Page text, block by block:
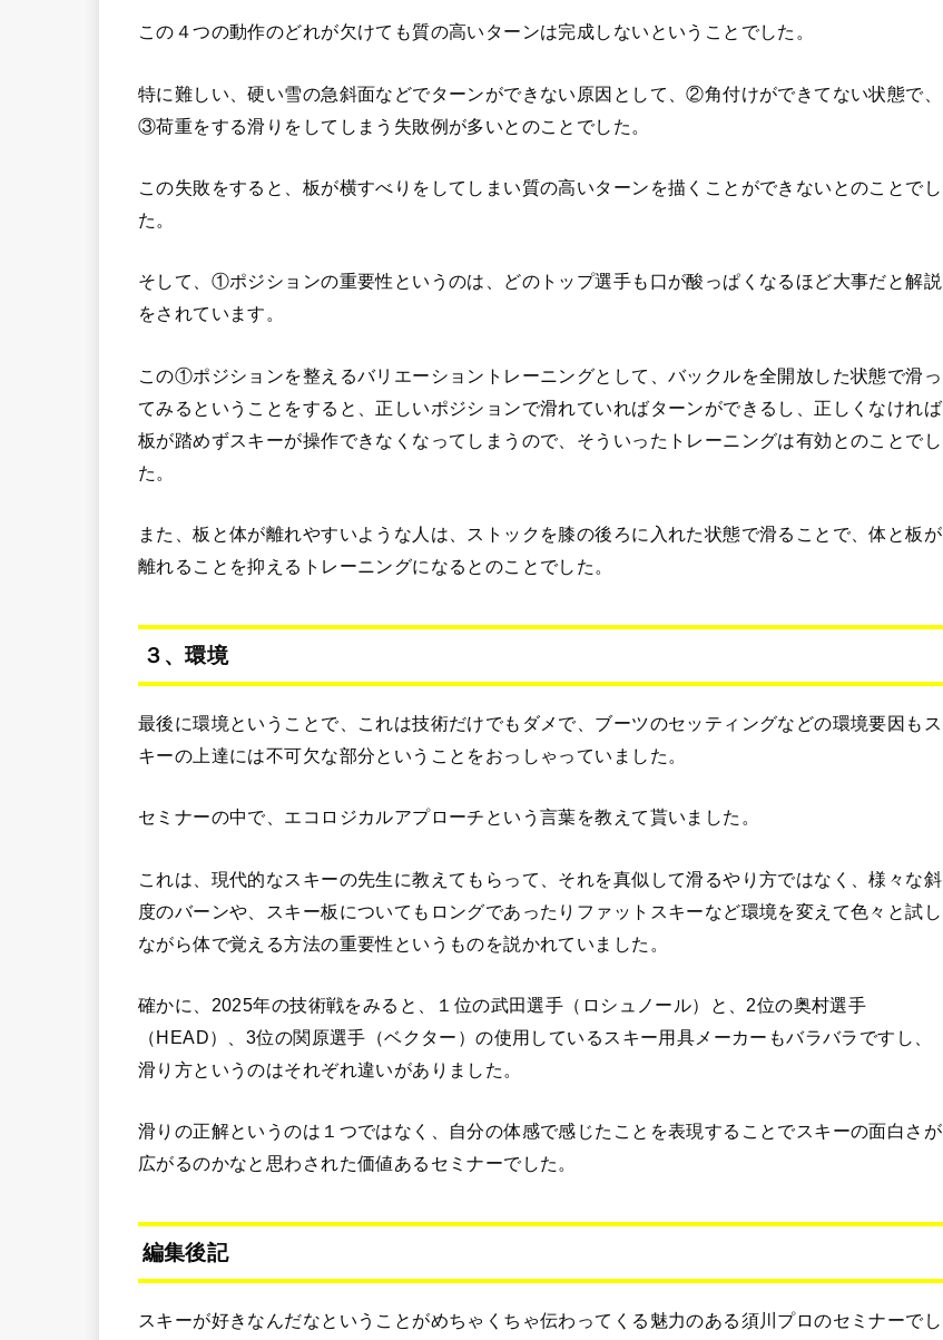
この４つの動作のどれが欠けても質の高いターンは完成しないということでした。
特に難しい、硬い雪の急斜面などでターンができない原因として、②角付けができてない状態で、
③荷重をする滑りをしてしまう失敗例が多いとのことでした。
この失敗をすると、板が横すべりをしてしまい質の高いターンを描くことができないとのことでし
た。
そして、①ポジションの重要性というのは、どのトップ選手も口が酸っぱくなるほど大事だと解説
をされています。
この①ポジションを整えるバリエーショントレーニングとして、バックルを全開放した状態で滑っ
てみるということをすると、正しいポジションで滑れていればターンができるし、正しくなければ
板が踏めずスキーが操作できなくなってしまうので、そういったトレーニングは有効とのことでし
た。
また、板と体が離れやすいような人は、ストックを膝の後ろに入れた状態で滑ることで、体と板が
離れることを抑えるトレーニングになるとのことでした。
３、環境
最後に環境ということで、これは技術だけでもダメで、ブーツのセッティングなどの環境要因もス
キーの上達には不可欠な部分ということをおっしゃっていました。
セミナーの中で、エコロジカルアプローチという言葉を教えて貰いました。
これは、現代的なスキーの先生に教えてもらって、それを真似して滑るやり方ではなく、様々な斜
度のバーンや、スキー板についてもロングであったりファットスキーなど環境を変えて色々と試し
ながら体で覚える方法の重要性というものを説かれていました。
確かに、2025年の技術戦をみると、１位の武田選手（ロシュノール）と、2位の奥村選手
（HEAD）、3位の関原選手（ベクター）の使用しているスキー用具メーカーもバラバラですし、
滑り方というのはそれぞれ違いがありました。
滑りの正解というのは１つではなく、自分の体感で感じたことを表現することでスキーの面白さが
広がるのかなと思わされた価値あるセミナーでした。
編集後記
スキーが好きなんだなということがめちゃくちゃ伝わってくる魅力のある須川プロのセミナーでし